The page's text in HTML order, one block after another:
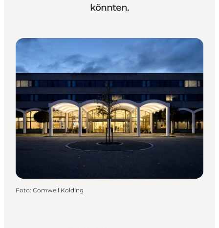
könnten.
Foto: Comwell Kolding